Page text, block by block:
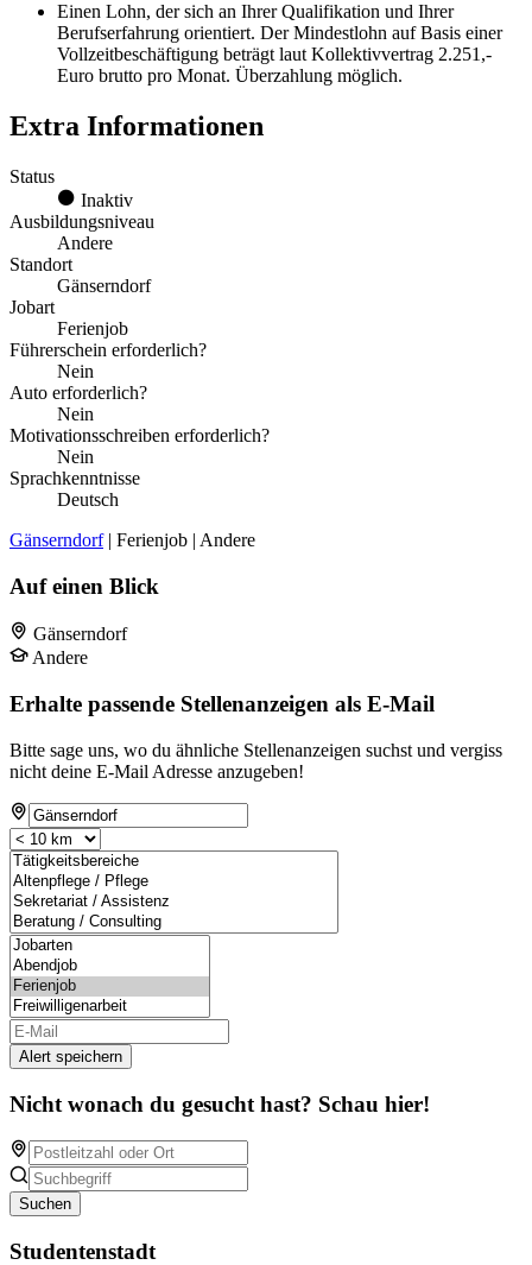
Einen Lohn, der sich an Ihrer Qualifikation und Ihrer
Berufserfahrung orientiert. Der Mindestlohn auf Basis einer
Vollzeitbeschäftigung beträgt laut Kollektivvertrag 2.251,-
Euro brutto pro Monat. Überzahlung möglich.
Extra Informationen
Status
Inaktiv
Ausbildungsniveau
Andere
Standort
Gänserndorf
Jobart
Ferienjob
Führerschein erforderlich?
Nein
Auto erforderlich?
Nein
Motivationsschreiben erforderlich?
Nein
Sprachkenntnisse
Deutsch
Gänserndorf| Ferienjob | Andere
Auf einen Blick
Gänserndorf
Andere
Erhalte passende Stellenanzeigen als E-Mail
Bitte sage uns, wo du ähnliche Stellenanzeigen suchst und vergiss
nicht deine E-Mail Adresse anzugeben!
Alert speichern
Nicht wonach du gesucht hast? Schau hier!
Suchen
Studentenstadt